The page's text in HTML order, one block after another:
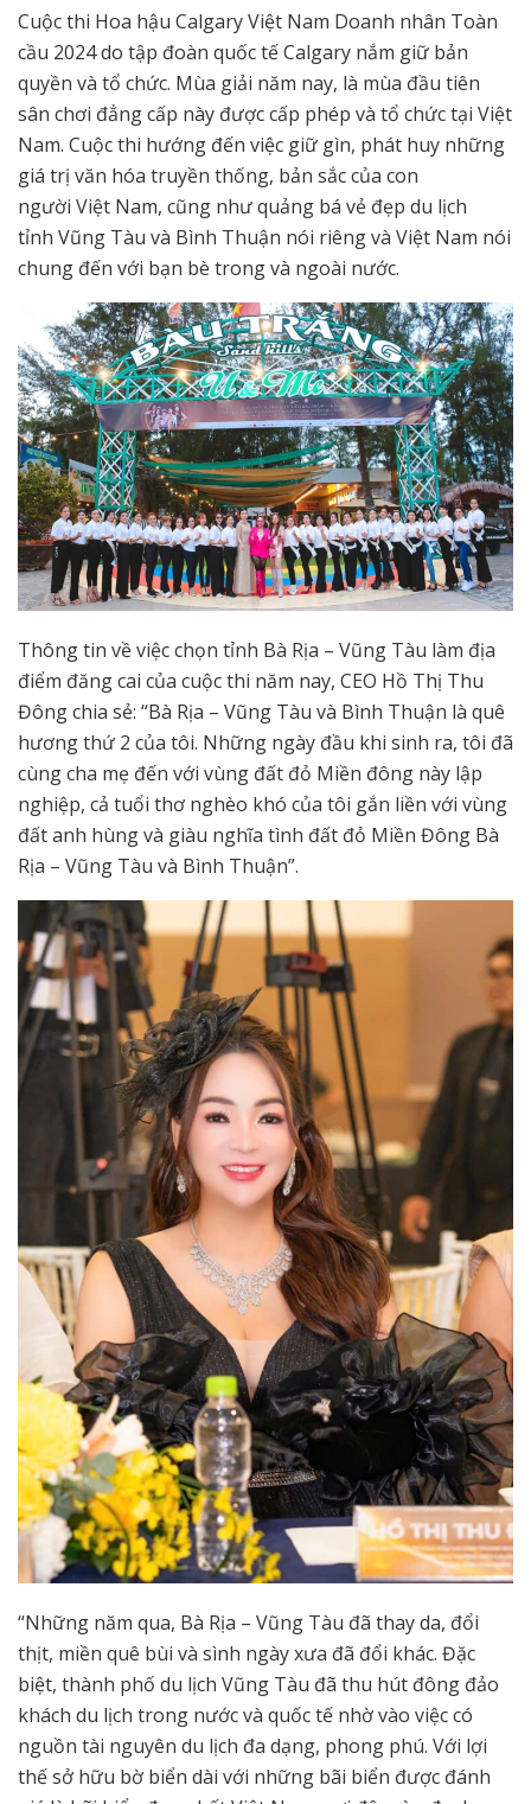
Cuộc thi Hoa hậu Calgary Việt Nam Doanh nhân Toàn
cầu 2024 do tập đoàn quốc tế Calgary nắm giữ bản
quyền và tổ chức. Mùa giải năm nay, là mùa đầu tiên
sân chơi đẳng cấp này được cấp phép và tổ chức tại Việt
Nam. Cuộc thi hướng đến việc giữ gìn, phát huy những
giá trị văn hóa truyền thống, bản sắc của con
người Việt Nam, cũng như quảng bá vẻ đẹp du lịch
tỉnh Vũng Tàu và Bình Thuận nói riêng và Việt Nam nói
chung đến với bạn bè trong và ngoài nước.
Thông tin về việc chọn tỉnh Bà Rịa – Vũng Tàu làm địa
điểm đăng cai của cuộc thi năm nay, CEO Hồ Thị Thu
Đông chia sẻ: “Bà Rịa – Vũng Tàu và Bình Thuận là quê
hương thứ 2 của tôi. Những ngày đầu khi sinh ra, tôi đã
cùng cha mẹ đến với vùng đất đỏ Miền đông này lập
nghiệp, cả tuổi thơ nghèo khó của tôi gắn liền với vùng
đất anh hùng và giàu nghĩa tình đất đỏ Miền Đông Bà
Rịa – Vũng Tàu và Bình Thuận”.
“Những năm qua, Bà Rịa – Vũng Tàu đã thay da, đổi
thịt, miền quê bùi và sình ngày xưa đã đổi khác. Đặc
biệt, thành phố du lịch Vũng Tàu đã thu hút đông đảo
khách du lịch trong nước và quốc tế nhờ vào việc có
nguồn tài nguyên du lịch đa dạng, phong phú. Với lợi
thế sở hữu bờ biển dài với những bãi biển được đánh